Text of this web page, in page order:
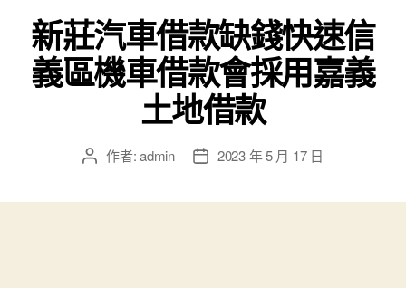
類
新莊汽車借款缺錢快速信
義區機車借款會採用嘉義
土地借款
文 作者:admin
文 2023 年 5 月 17 日